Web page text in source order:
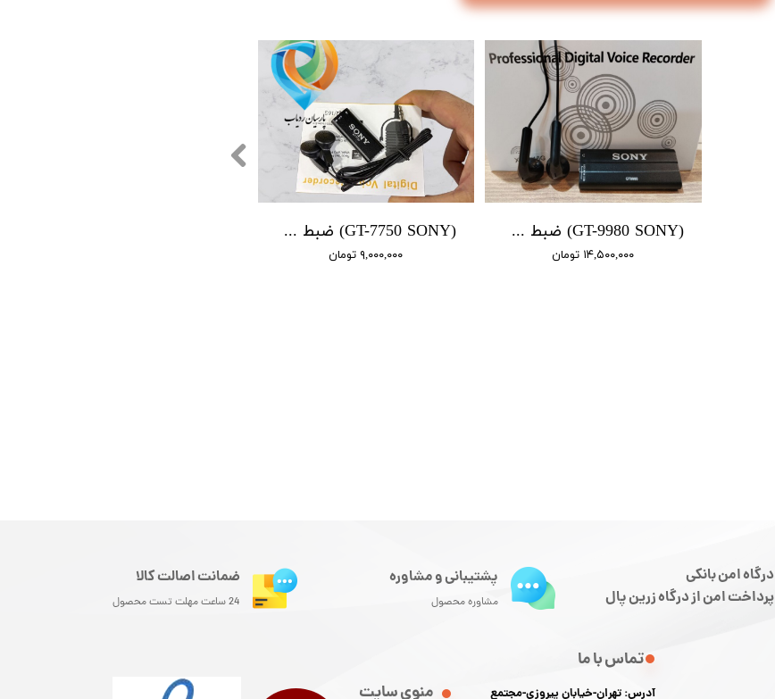
(GT-7750 SONY) ضبط کننده دیجیتالی صدا سونی - 16 گیگابایت - دارای سنسور صدا
۹,۰۰۰,۰۰۰ تومان
(GT-9980 SONY) ضبط صدا سونی / باتری دار 4 روز شارژ / سنسور دار / 16 گیگ
۱۴,۵۰۰,۰۰۰ تومان
منوی سایت
تماس با ما
آدرس: تهران-خیابان پیروزی-مجتمع
درگاه امن بانکی
پرداخت امن از درگاه زرین پال
پشتیبانی و مشاوره
مشاوره محصول
ضمانت اصالت کالا
24 ساعت مهلت تست محصول